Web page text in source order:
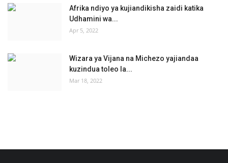
Afrika ndiyo ya kujiandikisha zaidi katika
Udhamini wa...
Apr 5, 2022
Wizara ya Vijana na Michezo yajiandaa
kuzindua toleo la...
Mar 18, 2022